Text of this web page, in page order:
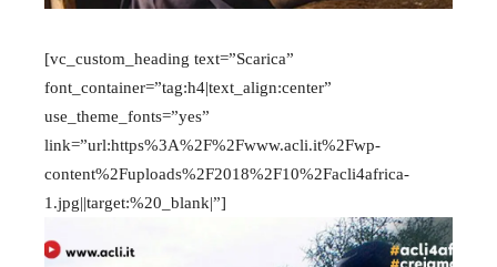
[vc_custom_heading text=”Scarica”
font_container=”tag:h4|text_align:center”
use_theme_fonts=”yes”
link=”url:https%3A%2F%2Fwww.acli.it%2Fwp-
content%2Fuploads%2F2018%2F10%2Facli4africa-
1.jpg||target:%20_blank|”]